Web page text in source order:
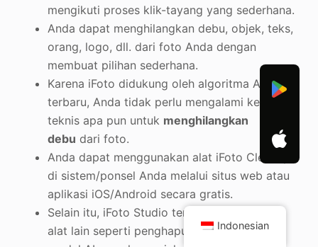
mengikuti proses klik-tayang yang sederhana.
Anda dapat menghilangkan debu, objek, teks,
orang, logo, dll. dari foto Anda dengan
membuat pilihan sederhana.
Karena iFoto didukung oleh algoritma AI
terbaru, Anda tidak perlu mengalami kesulitan
teknis apa pun untuk menghilangkan
debu dari foto.
Anda dapat menggunakan alat iFoto Cleanup
di sistem/ponsel Anda melalui situs web atau
aplikasi iOS/Android secara gratis.
Selain itu, iFoto Studio terdiri dari beberapa
alat lain seperti penghapus latar belakang,
Indonesian